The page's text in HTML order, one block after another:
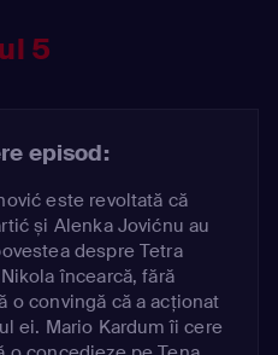
5
episod:
este revoltată că
și Alenka Jovićnu au
despre Tetra
încearcă, fără
o convingă că a acționat
ei. Mario Kardum îi cere